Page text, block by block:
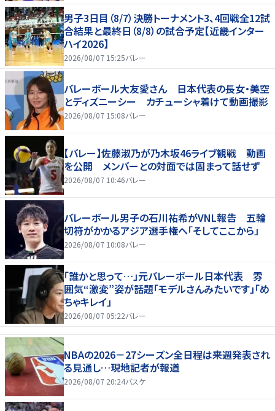
男子3日目（8/7）決勝トーナメント3、4回戦全12試
合結果と最終日（8/8）の試合予定【近畿インター
ハイ2026】
2026/08/07 15:25バレー
バレーボール大友愛さん 日本代表の長女・美空
とディズニーシー カチューシャ着けて動画撮影
2026/08/07 15:08バレー
【バレー】佐藤淑乃が乃木坂46ライブ観戦 動画
を公開 メンバーとの対面では固まって話せず
2026/08/07 10:46バレー
バレーボール男子の石川祐希がVNL報告 五輪
切符がかかるアジア選手権へ「そしてここから」
2026/08/07 10:08バレー
「誰かと思って…」元バレーボール日本代表 雰
囲気“激変”姿が話題「モデルさんみたいです」「め
ちゃキレイ」
2026/08/07 05:22バレー
NBAの2026－27シーズン全日程は来週発表され
る見通し…現地記者が報道
2026/08/07 20:24バスケ